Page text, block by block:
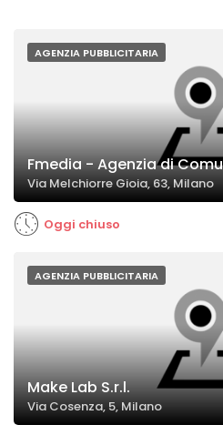
AGENZIA PUBBLICITARIA
Fmedia - Agenzia di
Via Melchiorre Gioia, 63, Milano
Oggi chiuso
AGENZIA PUBBLICITARIA
Make Lab S.r.l.
Via Cosenza, 5, Milano